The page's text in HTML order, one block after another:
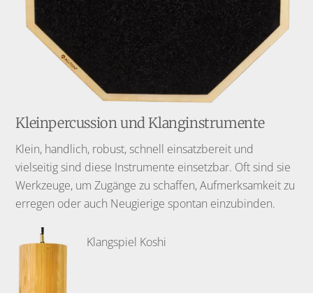
Kleinpercussion und Klanginstrumente
Klein, handlich, robust, schnell einsatzbereit und
vielseitig sind diese Instrumente einsetzbar. Oft sind sie
Werkzeuge, um Zugänge zu schaffen, Aufmerksamkeit zu
erregen oder auch Neugierige spontan einzubinden.
Klangspiel Koshi